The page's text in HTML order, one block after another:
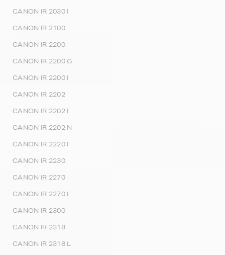
CANON IR 2030 I
CANON IR 2100
CANON IR 2200
CANON IR 2200 G
CANON IR 2200 I
CANON IR 2202
CANON IR 2202 I
CANON IR 2202 N
CANON IR 2220 I
CANON IR 2230
CANON IR 2270
CANON IR 2270 I
CANON IR 2300
CANON IR 2318
CANON IR 2318 L